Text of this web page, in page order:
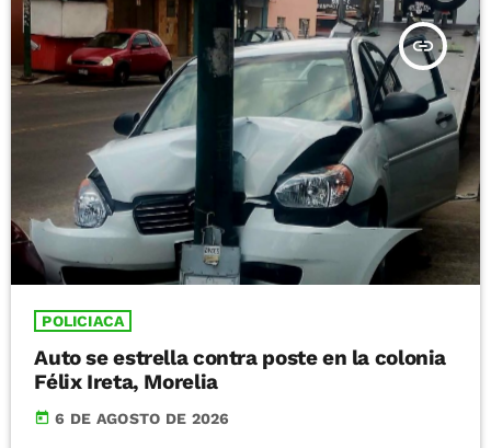
insert_link
POLICIACA
Auto se estrella contra poste en la colonia
Félix Ireta, Morelia
today 6 DE AGOSTO DE 2026